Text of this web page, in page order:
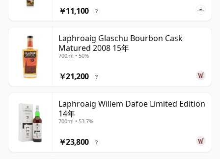
￥11,100 ?
Laphroaig Glaschu Bourbon Cask
Matured 2008 15年
700ml • 50%
￥21,200 ?
Laphroaig Willem Dafoe Limited Edition
14年
700ml • 53.7%
￥23,800 ?